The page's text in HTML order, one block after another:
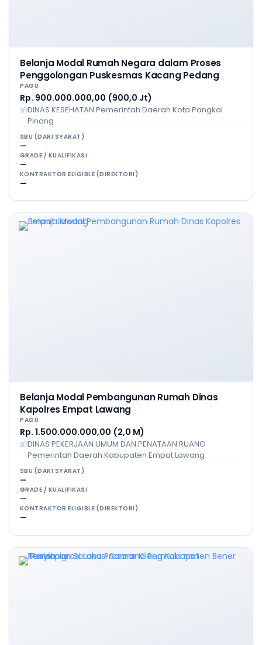
Belanja Modal Rumah Negara dalam Proses
Penggolongan Puskesmas Kacang Pedang
PAGU
Rp. 900.000.000,00 (900,0 Jt)
DINAS KESEHATAN Pemerintah Daerah Kota Pangkal
Pinang
SBU (DARI SYARAT)
—
GRADE / KUALIFIKASI
—
KONTRAKTOR ELIGIBLE (DIREKTORI)
—
Belanja Modal Pembangunan Rumah Dinas
Kapolres Empat Lawang
PAGU
Rp. 1.500.000.000,00 (2,0 M)
DINAS PEKERJAAN UMUM DAN PENATAAN RUANG
Pemerintah Daerah Kabupaten Empat Lawang
SBU (DARI SYARAT)
—
GRADE / KUALIFIKASI
—
KONTRAKTOR ELIGIBLE (DIREKTORI)
—